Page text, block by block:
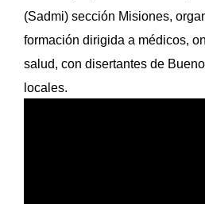
(Sadmi) sección Misiones,
formación dirigida a médicos,
salud, con disertantes de
locales.